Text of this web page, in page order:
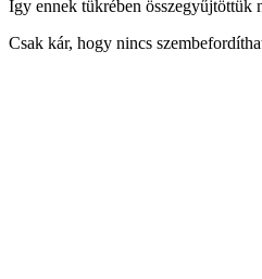
Így ennek tükrében összegyűjtöttük
Csak kár, hogy nincs